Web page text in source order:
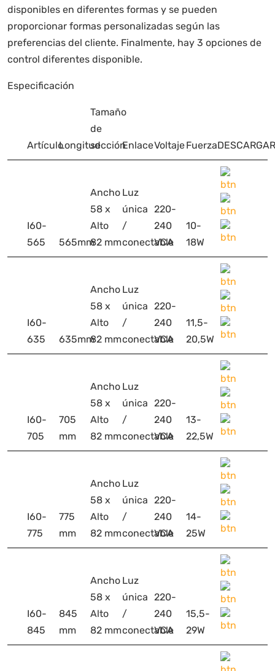
disponibles en diferentes formas y se pueden
proporcionar formas personalizadas según las
preferencias del cliente. Finalmente, hay 3 opciones de
control diferentes disponible.
Especificación
ArtículoLongitud
Tamaño
de
secciónEnlaceVoltajeFuerza
I60-
565
565mm
Ancho
58 x
Alto
82 mm
Luz
única
/
conectable
220-
240
VCA
10-
18W
I60-
635
635mm
Ancho
58 x
Alto
82 mm
Luz
única
/
conectable
220-
240
VCA
11,5-
20,5W
I60-
705
705
mm
Ancho
58 x
Alto
82 mm
Luz
única
/
conectable
220-
240
VCA
13-
22,5W
I60-
775
775
mm
Ancho
58 x
Alto
82 mm
Luz
única
/
conectable
220-
240
VCA
14-
25W
I60-
845
845
mm
Ancho
58 x
Alto
82 mm
Luz
única
/
conectable
220-
240
VCA
15,5-
29W